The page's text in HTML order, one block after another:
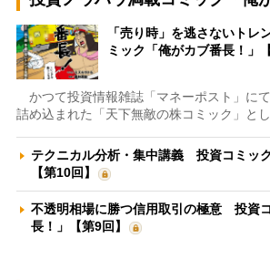
「売り時」を逃さないト
ミック「俺がカブ番長！」
かつて投資情報雑誌「マネーポスト」に
詰め込まれた「天下無敵の株コミック」と
テクニカル分析・集中講義 投資コミッ
【第10回】
不透明相場に勝つ信用取引の極意 投資
長！」【第9回】